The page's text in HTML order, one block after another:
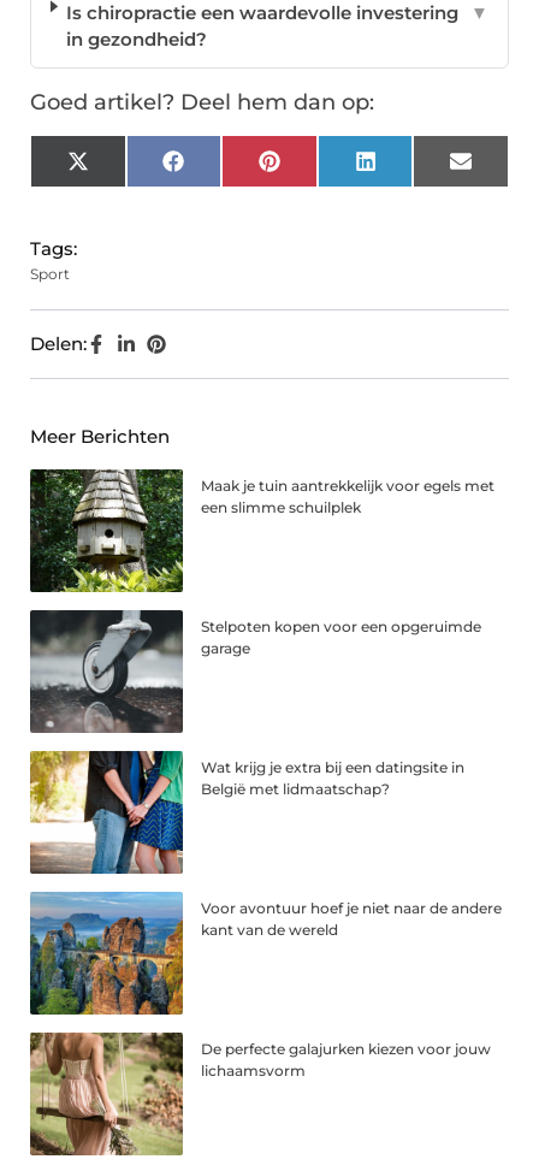
Is chiropractie een waardevolle investering
in gezondheid?
▼
Goed artikel? Deel hem dan op:
X
(Twitter)
FacebookPinterest LinkedIn Email
Tags:
Sport
Delen:
Meer Berichten
Maak je tuin aantrekkelijk voor egels met
een slimme schuilplek
Stelpoten kopen voor een opgeruimde
garage
Wat krijg je extra bij een datingsite in
België met lidmaatschap?
Voor avontuur hoef je niet naar de andere
kant van de wereld
De perfecte galajurken kiezen voor jouw
lichaamsvorm